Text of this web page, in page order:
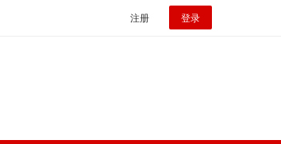
注册 登录